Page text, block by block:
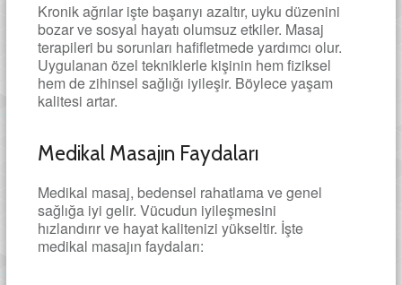
Kronik ağrılar işte başarıyı azaltır, uyku düzenini
bozar ve sosyal hayatı olumsuz etkiler. Masaj
terapileri bu sorunları hafifletmede yardımcı olur.
Uygulanan özel tekniklerle kişinin hem fiziksel
hem de zihinsel sağlığı iyileşir. Böylece yaşam
kalitesi artar.
Medikal Masajın Faydaları
Medikal masaj, bedensel rahatlama ve genel
sağlığa iyi gelir. Vücudun iyileşmesini
hızlandırır ve hayat kalitenizi yükseltir. İşte
medikal masajın faydaları: